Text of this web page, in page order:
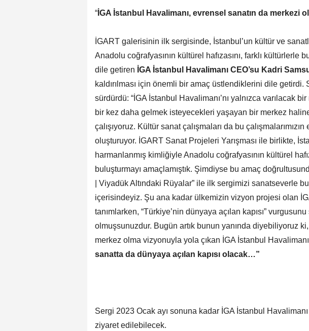
“ İGA İstanbul Havalimanı, evrensel sanatın da merkezi
İGART galerisinin ilk sergisinde, İstanbul’un kültür ve
Anadolu coğrafyasının kültürel hafızasını, farklı kültürlerle
dile getiren İGA İstanbul Havalimanı CEO’su Kadri
kaldırılması için önemli bir amaç üstlendiklerini dile
sürdürdü: “İGA İstanbul Havalimanı’nı yalnızca varılacak
bir kez daha gelmek isteyecekleri yaşayan bir merkez
çalışıyoruz. Kültür sanat çalışmaları da bu
oluşturuyor. İGART Sanat Projeleri Yarışması ile birlikte,
harmanlanmış kimliğiyle Anadolu coğrafyasının kültürel
buluşturmayı amaçlamıştık. Şimdiyse bu amaç
| Viyadük Altındaki Rüyalar” ile ilk sergimizi sanatseverle
içerisindeyiz. Şu ana kadar ülkemizin vizyon projesi olan
tanımlarken, “Türkiye’nin dünyaya açılan kapısı”
olmuşsunuzdur. Bugün artık bunun yanında diyebiliyoruz
merkez olma vizyonuyla yola çıkan İGA İstanbul
sanatta da dünyaya açılan kapısı olacak…”
Sergi 2023 Ocak ayı sonuna kadar İGA İstanbul
ziyaret edilebilecek.